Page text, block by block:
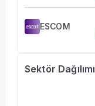
ESCOM
Sektör Dağılımı